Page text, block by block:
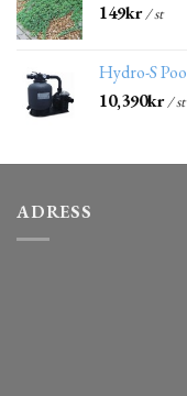
149kr/ st
Hydro-S
10,390kr/ st
ADRESS